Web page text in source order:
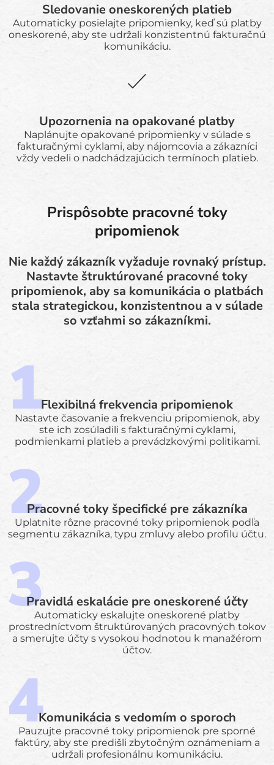
Sledovanie oneskorených platieb
Automaticky posielajte pripomienky, keď sú platby
oneskorené, aby ste udržali konzistentnú fakturačnú
komunikáciu.
Upozornenia na opakované platby
Naplánujte opakované pripomienky v súlade s
fakturačnými cyklami, aby nájomcovia a zákazníci
vždy vedeli o nadchádzajúcich termínoch platieb.
Prispôsobte pracovné toky
pripomienok
Nie každý zákazník vyžaduje rovnaký prístup.
Nastavte štruktúrované pracovné toky
pripomienok, aby sa komunikácia o platbách
stala strategickou, konzistentnou a v súlade
so vzťahmi so zákazníkmi.
Flexibilná frekvencia pripomienok
Nastavte časovanie a frekvenciu pripomienok, aby
ste ich zosúladili s fakturačnými cyklami,
podmienkami platieb a prevádzkovými politikami.
Pracovné toky špecifické pre zákazníka
Uplatnite rôzne pracovné toky pripomienok podľa
segmentu zákazníka, typu zmluvy alebo profilu účtu.
Pravidlá eskalácie pre oneskorené účty
Automaticky eskalujte oneskorené platby
prostredníctvom štruktúrovaných pracovných tokov
a smerujte účty s vysokou hodnotou k manažérom
účtov.
Komunikácia s vedomím o sporoch
Pauzujte pracovné toky pripomienok pre sporné
faktúry, aby ste predišli zbytočným oznámeniam a
udržali profesionálnu komunikáciu.